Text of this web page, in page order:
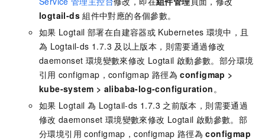
logtail-ds 組件中對應的各個參數。
如果 Logtail 部署在自建容器或 Kubernetes 環境中，且
為 Logtail-ds 1.7.3 及以上版本，則需要通過修改
daemonset 環境變數來修改 Logtail 啟動參數。部分環境
引用 configmap，configmap 路徑為 configmap >
kube-system > alibaba-log-configuration。
如果 Logtail 為 Logtail-ds 1.7.3 之前版本，則需要通過
修改 daemonset 環境變數來修改 Logtail 啟動參數。部
分環境引用 configmap，configmap 路徑為 configmap